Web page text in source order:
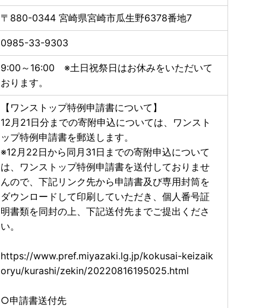
〒880-0344 宮崎県宮崎市瓜生野6378番地7
0985-33-9303
9:00～16:00 ※土日祝祭日はお休みをいただいて
おります。
【ワンストップ特例申請書について】
12月21日分までの寄附申込については、ワンスト
ップ特例申請書を郵送します。
※12月22日から同月31日までの寄附申込について
は、ワンストップ特例申請書を送付しておりませ
んので、下記リンク先から申請書及び専用封筒を
ダウンロードして印刷していただき、個人番号証
明書類を同封の上、下記送付先までご提出くださ
い。
https://www.pref.miyazaki.lg.jp/kokusai-keizaik
oryu/kurashi/zekin/20220816195025.html
○申請書送付先